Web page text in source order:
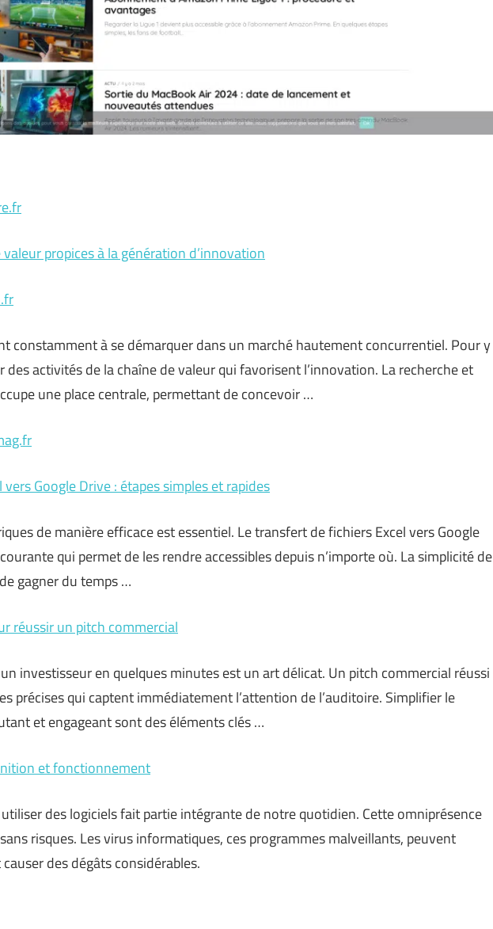
propices à la génération d’innovation
constamment à se démarquer dans un marché hautement concurrentiel. Pour y
des activités de la chaîne de valeur qui favorisent l’innovation. La recherche et
une place centrale, permettant de concevoir …
Google Drive : étapes simples et rapides
de manière efficace est essentiel. Le transfert de fichiers Excel vers Google
qui permet de les rendre accessibles depuis n’importe où. La simplicité de
gagner du temps …
réussir un pitch commercial
investisseur en quelques minutes est un art délicat. Un pitch commercial réussi
précises qui captent immédiatement l’attention de l’auditoire. Simplifier le
et engageant sont des éléments clés …
et fonctionnement
des logiciels fait partie intégrante de notre quotidien. Cette omniprésence
risques. Les virus informatiques, ces programmes malveillants, peuvent
des dégâts considérables.